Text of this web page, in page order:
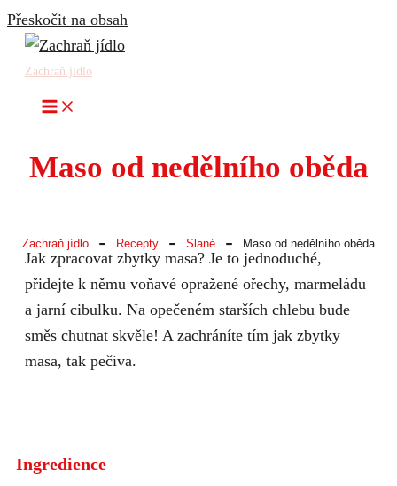
Přeskočit na obsah
Zachraň jídlo
Maso od nedělního oběda
Zachraň jídlo - Recepty - Slané - Maso od nedělního oběda
Jak zpracovat zbytky masa? Je to jednoduché,
přidejte k němu voňavé opražené ořechy, marmeládu
a jarní cibulku. Na opečeném starších chlebu bude
směs chutnat skvěle! A zachráníte tím jak zbytky
masa, tak pečiva.
Ingredience